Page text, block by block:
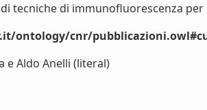
tecniche di immunofluorescenza
ontology/cnr/
e Aldo Anelli (literal)